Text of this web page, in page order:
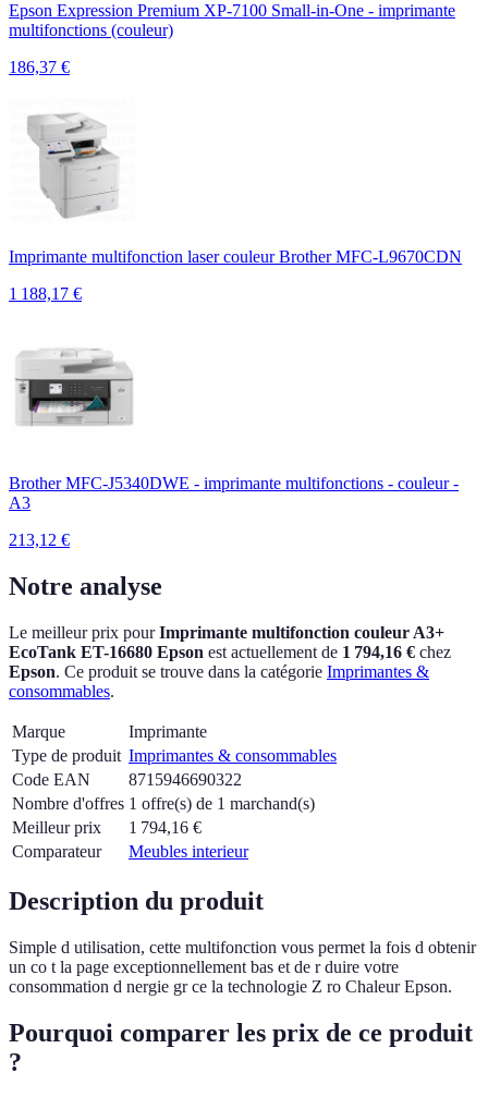
Epson Expression Premium XP-7100 Small-in-One - imprimante
multifonctions (couleur)
186,37 €
Imprimante multifonction laser couleur Brother MFC-L9670CDN
1 188,17 €
Brother MFC-J5340DWE - imprimante multifonctions - couleur -
A3
213,12 €
Notre analyse
Le meilleur prix pourImprimante multifonction couleur A3+
EcoTank ET-16680 Epson est actuellement de 1 794,16 € chez
Epson. Ce produit se trouve dans la catégorie Imprimantes &
consommables.
Marque
Imprimante
Type de produit Imprimantes & consommables
Code EAN
8715946690322
Nombre d'offres 1 offre(s) de 1 marchand(s)
Meilleur prix
1 794,16 €
Comparateur
Meubles interieur
Description du produit
Simple d utilisation, cette multifonction vous permet la fois d obtenir
un co t la page exceptionnellement bas et de r duire votre
consommation d nergie gr ce la technologie Z ro Chaleur Epson.
Pourquoi comparer les prix de ce produit
?